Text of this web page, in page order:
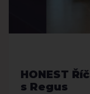
HONEST
s Regus